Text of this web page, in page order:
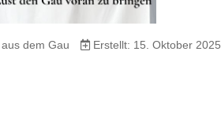
dem Gau Erstellt: 15. Oktober 2025
Schwäbischen Gauverband